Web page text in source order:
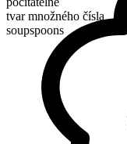
tvar množného čísla
soupspoons